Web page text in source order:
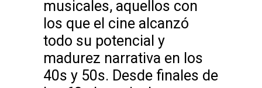
musicales, aquellos con
los que el cine alcanzó
todo su potencial y
madurez narrativa en los
40s y 50s. Desde finales de